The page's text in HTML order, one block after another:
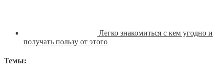
Легко знакомиться с кем угодно и
получать пользу от этого
Темы: